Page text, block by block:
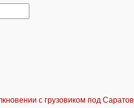
с грузовиком под